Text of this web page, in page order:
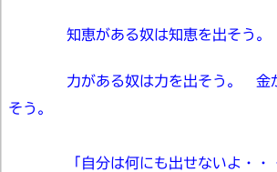
知恵がある奴は知恵を出そう。
力がある奴は力を出そう。 金が
そう。
「自分は何にも出せないよ・・・